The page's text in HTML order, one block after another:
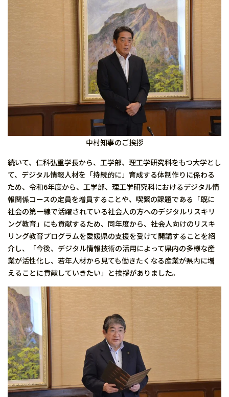
中村知事のご挨拶
続いて、仁科弘重学長から、工学部、理工学研究科をもつ大学とし
て、デジタル情報人材を「持続的に」育成する体制作りに係わる
ため、令和6年度から、工学部、理工学研究科におけるデジタル情
報関係コースの定員を増員することや、喫緊の課題である「既に
社会の第一線で活躍されている社会人の方へのデジタルリスキリ
ング教育」にも貢献するため、同年度から、社会人向けのリスキ
リング教育プログラムを愛媛県の支援を受けて開講することを紹
介し、「今後、デジタル情報技術の活用によって県内の多様な産
業が活性化し、若年人材から見ても働きたくなる産業が県内に増
えることに貢献していきたい」と挨拶がありました。